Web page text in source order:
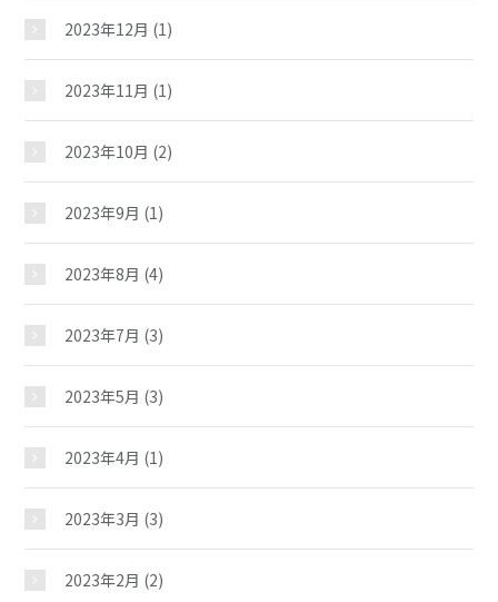
2023年12月 (1)
2023年11月 (1)
2023年10月 (2)
2023年9月 (1)
2023年8月 (4)
2023年7月 (3)
2023年5月 (3)
2023年4月 (1)
2023年3月 (3)
2023年2月 (2)